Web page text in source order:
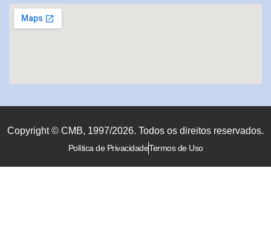
Copyright © CMB, 1997/2026. Todos os direitos reservados.
Política de PrivacidadeTermos de Uso